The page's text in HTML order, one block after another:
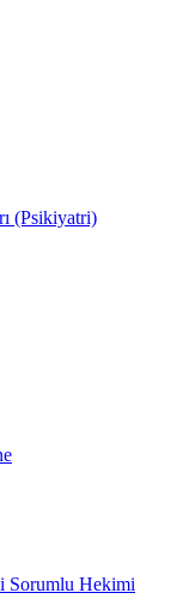
(Psikiyatri)
Sorumlu Hekimi